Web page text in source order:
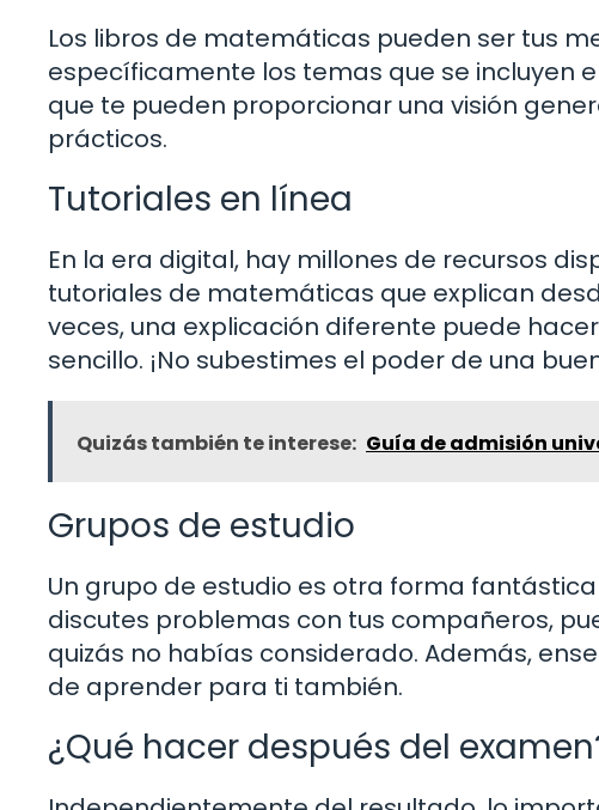
Los libros de matemáticas pueden ser tus
específicamente los temas que se incluyen
que te pueden proporcionar una visión
prácticos.
Tutoriales en línea
En la era digital, hay millones de recursos
tutoriales de matemáticas que explican
veces, una explicación diferente puede
sencillo. ¡No subestimes el poder de una
Quizás también te interese: Guía de admisión
Grupos de estudio
Un grupo de estudio es otra forma
discutes problemas con tus compañeros,
quizás no habías considerado. Además,
de aprender para ti también.
¿Qué hacer después del